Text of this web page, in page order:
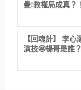
疊!教權局成真？
【回魂計】 李
演技🤩楊哥是誰